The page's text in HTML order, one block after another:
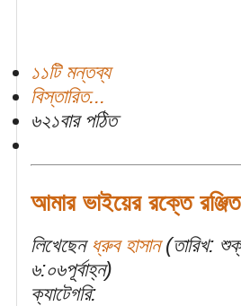
১১টি মন্তব্য
বিস্তারিত...
৬২১বার পঠিত
আমার ভাইয়ের রক্তে
লিখেছেন ধ্রুব হাসান(তারিখ:
৬:০৬পূর্বাহ্ন)
ক্যাটেগরি: